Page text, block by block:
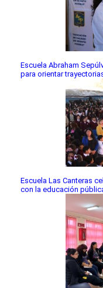
Escuela Abraham
para orientar
Escuela Las Canteras
con la educación